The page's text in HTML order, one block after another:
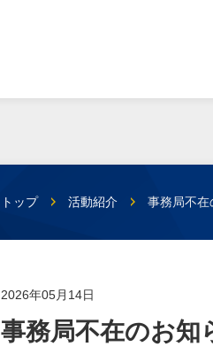
トップ 活動紹介 事務局不在
2026年05月14日
事務局不在のお知